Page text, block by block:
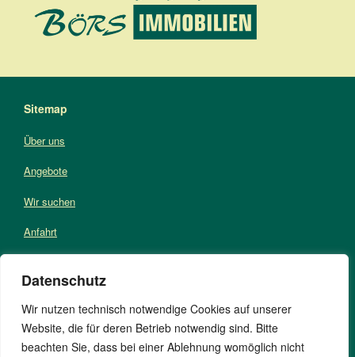
Datenschutz
Wir nutzen technisch notwendige Cookies auf unserer
Website, die für deren Betrieb notwendig sind. Bitte
beachten Sie, dass bei einer Ablehnung womöglich nicht
Sitemap
Über uns
Angebote
Wir suchen
Anfahrt
Impressum
Datenschutz